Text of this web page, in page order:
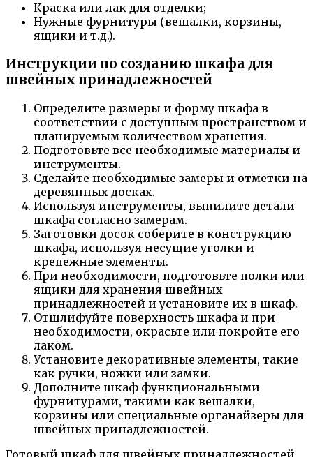
Краска или лак для отделки;
Нужные фурнитуры (вешалки, корзины,
ящики и т.д.).
Инструкции по созданию шкафа для
швейных принадлежностей
Определите размеры и форму шкафа в
соответствии с доступным пространством и
планируемым количеством хранения.
Подготовьте все необходимые материалы и
инструменты.
Сделайте необходимые замеры и отметки на
деревянных досках.
Используя инструменты, выпилите детали
шкафа согласно замерам.
Заготовки досок соберите в конструкцию
шкафа, используя несущие уголки и
крепежные элементы.
При необходимости, подготовьте полки или
ящики для хранения швейных
принадлежностей и установите их в шкаф.
Отшлифуйте поверхность шкафа и при
необходимости, окрасьте или покройте его
лаком.
Установите декоративные элементы, такие
как ручки, ножки или замки.
Дополните шкаф функциональными
фурнитурами, такими как вешалки,
корзины или специальные органайзеры для
швейных принадлежностей.
Готовый шкаф для швейных принадлежностей